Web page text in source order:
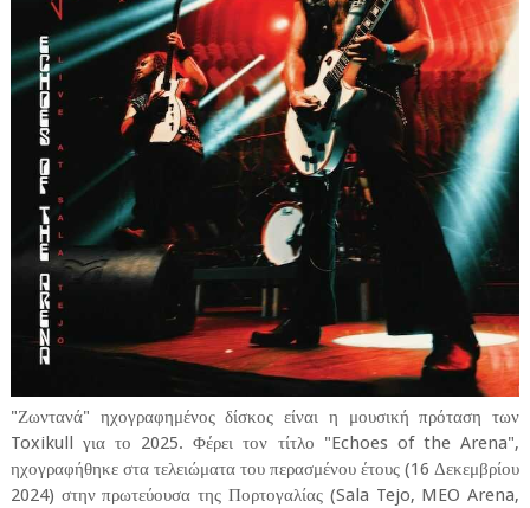
"Ζωντανά" ηχογραφημένος δίσκος είναι η μουσική πρόταση των
Toxikull για το 2025. Φέρει τον τίτλο "Echoes of the Arena",
ηχογραφήθηκε στα τελειώματα του περασμένου έτους (16 Δεκεμβρίου
2024) στην πρωτεύουσα της Πορτογαλίας (Sala Tejo, MEO Arena,